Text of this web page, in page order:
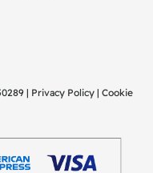
| Privacy Policy | Cookie